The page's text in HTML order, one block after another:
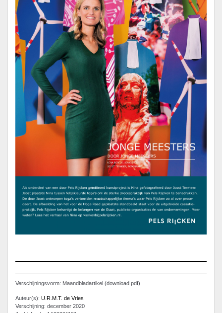
Verschijningsvorm: Maandbladartikel (download pdf)
Auteur(s): U.R.M.T. de Vries
Verschijning: december 2020